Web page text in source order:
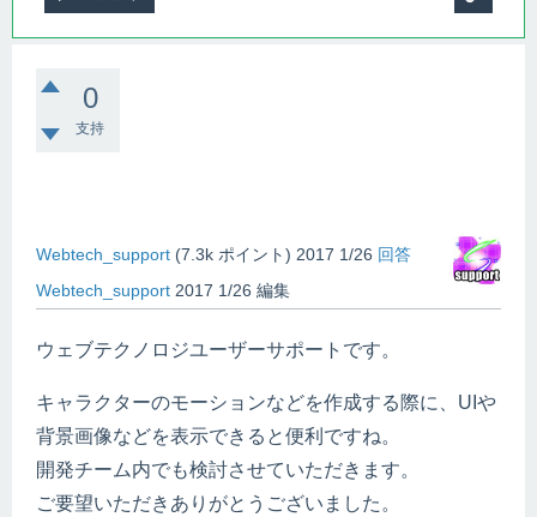
0
支持
Webtech_support (7.3k ポイント) 2017 1/26 回答
Webtech_support 2017 1/26 編集
ウェブテクノロジユーザーサポートです。
キャラクターのモーションなどを作成する際に、UIや
背景画像などを表示できると便利ですね。
開発チーム内でも検討させていただきます。
ご要望いただきありがとうございました。